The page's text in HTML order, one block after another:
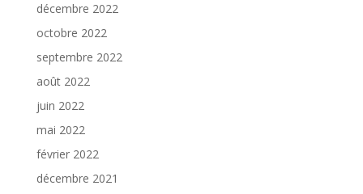
décembre 2022
octobre 2022
septembre 2022
août 2022
juin 2022
mai 2022
février 2022
décembre 2021